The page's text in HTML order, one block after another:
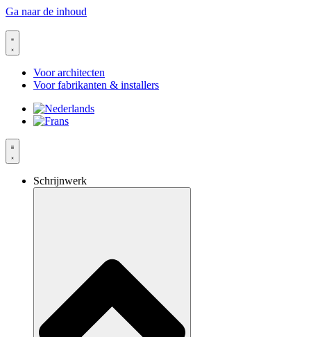
Ga naar de inhoud
Voor architecten
Voor fabrikanten & installers
Schrijnwerk